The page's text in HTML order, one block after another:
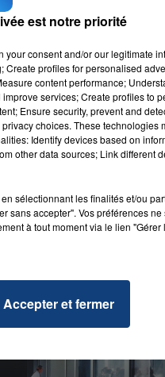
est notre priorité
consent and/or our legitimate
profiles for personalised
content performance;
services; Create profiles to
Ensure security, prevent and
choices. These technologies
Identify devices based on
other data sources; Link different
sélectionnant les finalités et/ou
sans accepter". Vos préférences
à tout moment via le lien
Accepter et fermer